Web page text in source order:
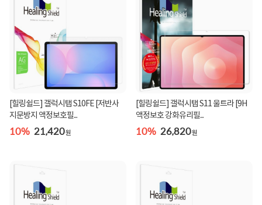
[힐링쉴드] 갤럭시탭 S10FE [저반사
지문방지 액정보호필...
10% 21,420원
[힐링쉴드] 갤럭시탭 S11 울트라 [9H
액정보호 강화유리필...
10% 26,820원